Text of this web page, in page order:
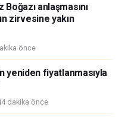
anlaşmasını
zirvesine yakın
önce
yeniden fiyatlanmasıyla
dakika önce